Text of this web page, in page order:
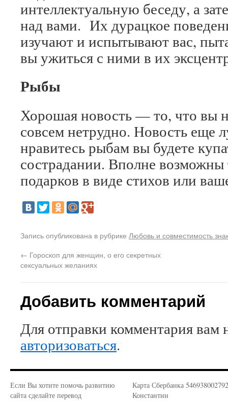
интеллектуальную беседу, а
над вами. Их дурацкое
изучают и испытывают вас,
вы ужиться с ними в их
Рыбы
Хорошая новость — то, что вы
совсем нетрудно. Новость
нравитесь рыбам вы будете
сострадании. Вполне
подарков в виде стихов или
Запись опубликована в рубрике Любовь и совместимость
← Гороскоп для женщин, о его секретных
сексуальных желаниях
Добавить комментарий
Для отправки комментария вам
авторизоваться.
Если Вы хотите помочь развитию
сайта сделайте перевод
Карта Сбербанка
Константин